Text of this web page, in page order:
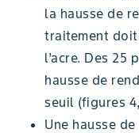
la hausse de
traitement doit
l’acre. Des 25
hausse de
seuil (figures
Une hausse